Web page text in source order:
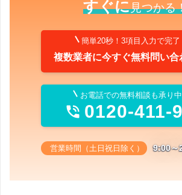
すぐに見つかる
簡単20秒！3項目入力で完了
複数業者に今すぐ無料問い合
お電話での無料相談も承り中
 0120-411-
営業時間（土日祝日除く） 9:00～